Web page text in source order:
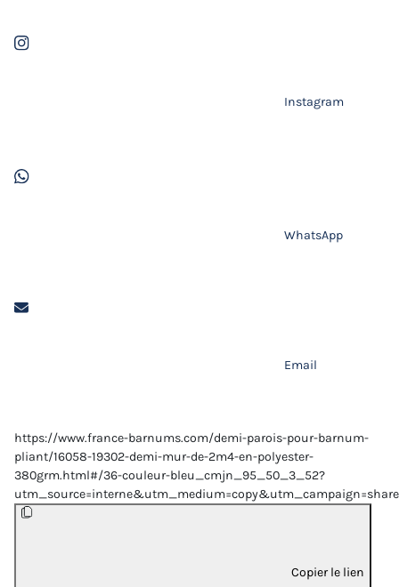
Instagram
WhatsApp
Email
https://www.france-barnums.com/demi-parois-pour-barnum-
pliant/16058-19302-demi-mur-de-2m4-en-polyester-
380grm.html#/36-couleur-bleu_cmjn_95_50_3_52?
Copier le lien